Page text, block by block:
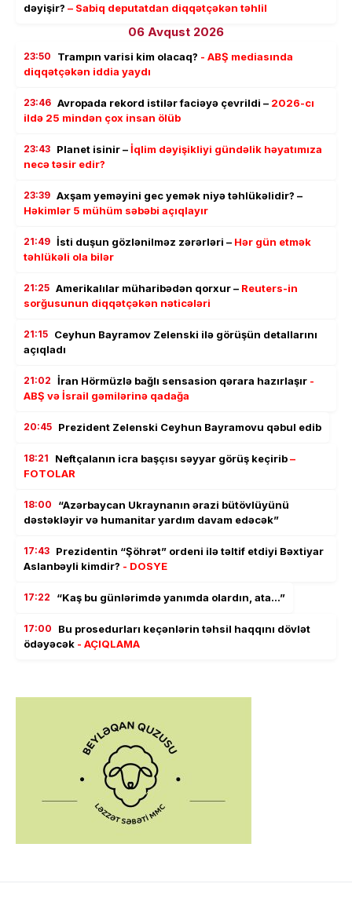
dəyişir? – Sabiq deputatdan diqqətçəkən təhlil
06 Avqust 2026
23:50 Trampın varisi kim olacaq? - ABŞ mediasında
diqqətçəkən iddia yaydı
23:46 Avropada rekord istilər faciəyə çevrildi – 2026-cı
ildə 25 mindən çox insan ölüb
23:43 Planet isinir –İqlim dəyişikliyi gündəlik həyatımıza
necə təsir edir?
23:39 Axşam yeməyini gec yemək niyə təhlükəlidir? –
Həkimlər 5 mühüm səbəbi açıqlayır
21:49 İsti duşun gözlənilməz zərərləri – Hər gün etmək
təhlükəli ola bilər
21:25 Amerikalılar müharibədən qorxur – Reuters-in
sorğusunun diqqətçəkən nəticələri
21:15 Ceyhun Bayramov Zelenski ilə görüşün detallarını
açıqladı
21:02 İran Hörmüzlə bağlı sensasion qərara hazırlaşır -
ABŞ və İsrail gəmilərinə qadağa
20:45 Prezident Zelenski Ceyhun Bayramovu qəbul edib
18:21 Neftçalanın icra başçısı səyyar görüş keçirib–
FOTOLAR
18:00
“Azərbaycan Ukraynanın ərazi bütövlüyünü
dəstəkləyir və humanitar yardım davam edəcək”
17:43 Prezidentin “Şöhrət” ordeni ilə təltif etdiyi Bəxtiyar
Aslanbəyli kimdir? - DOSYE
17:22 “Kaş bu günlərimdə yanımda olardın, ata…”
17:00
Bu prosedurları keçənlərin təhsil haqqını dövlət
ödəyəcək - AÇIQLAMA